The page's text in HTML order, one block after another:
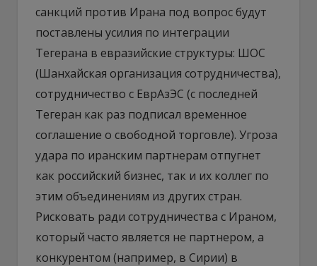
санкций против Ирана под вопрос будут
поставлены усилия по интеграции
Тегерана в евразийские структуры: ШОС
(Шанхайская организация сотрудничества),
сотрудничество с ЕврАзЭС (с последней
Тегеран как раз подписал временное
соглашение о свободной торговле). Угроза
удара по иранским партнерам отпугнет
как российский бизнес, так и их коллег по
этим объединениям из других стран.
Рисковать ради сотрудничества с Ираном,
который часто является не партнером, а
конкурентом (например, в Сирии) в